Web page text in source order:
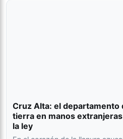
Cruz Alta: el departamento
tierra en manos
la ley